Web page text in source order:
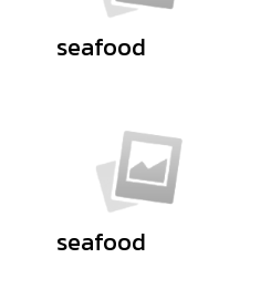
seafood
seafood